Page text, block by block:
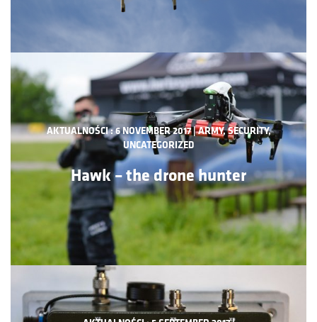
AKTUALNOŚCI : 6 NOVEMBER 2017 | ARMY, SECURITY,
UNCATEGORIZED
Hawk – the drone hunter
Hawk – the drone hunter